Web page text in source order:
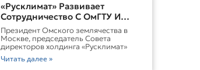
«Русклимат» Развивает
Сотрудничество С ОмГТУ И
Участвует В Обновлении
Городской Среды Омска
Президент Омского землячества в
Москве, председатель Совета
директоров холдинга «Русклимат»
Читать далее »